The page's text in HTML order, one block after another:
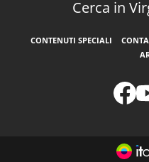
Cerca in
CONTENUTI SPECIALI